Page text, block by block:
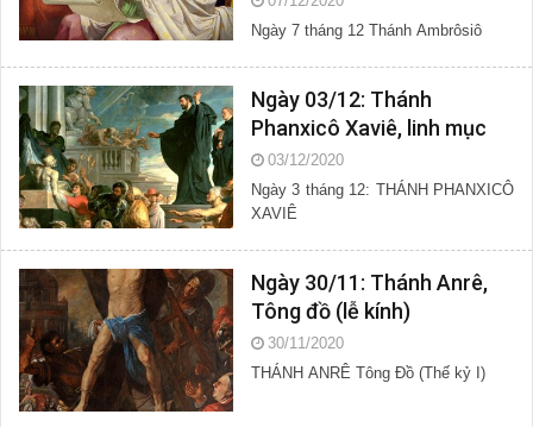
Ngày 7 tháng 12 Thánh Ambrôsiô
Ngày 03/12: Thánh
Phanxicô Xaviê, linh mục
03/12/2020
Ngày 3 tháng 12: THÁNH PHANXICÔ
XAVIÊ
Ngày 30/11: Thánh Anrê,
Tông đồ (lễ kính)
30/11/2020
THÁNH ANRÊ Tông Đồ (Thế kỷ I)